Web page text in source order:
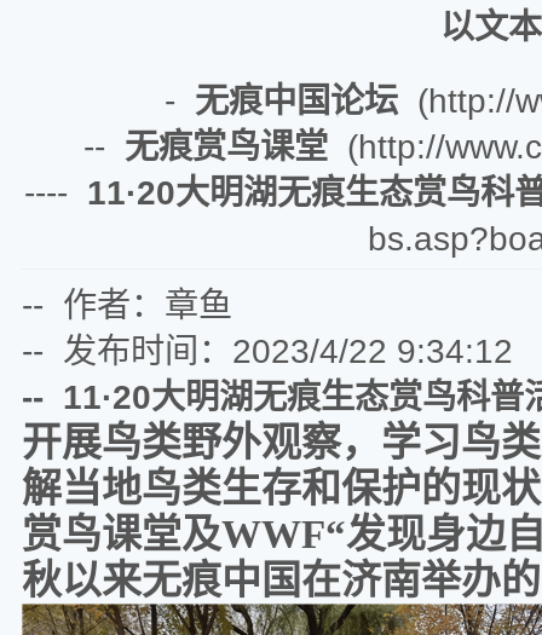
以文
- 无痕中国论坛 (http://
-- 无痕赏鸟课堂 (http://
---- 11·20大明湖无痕生态赏鸟科
-- 作者：章鱼
-- 发布时间：2023/4/22 9:34:12
-- 11·20大明湖无痕生态赏鸟科普
开展鸟类野外观察，学习鸟
解当地鸟类生存和保护的现
赏鸟课堂及WWF“发现身边
秋以来无痕中国在济南举办